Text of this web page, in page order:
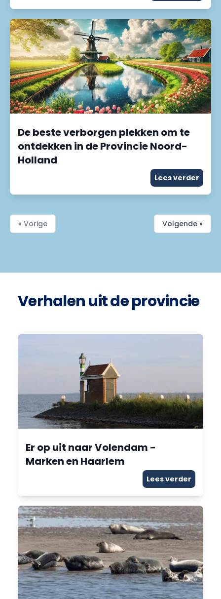
De beste verborgen plekken om te
ontdekken in de Provincie Noord-
Holland
Lees verder
« Vorige Volgende »
Verhalen uit de provincie
Er op uit naar Volendam -
Marken en Haarlem
Lees verder